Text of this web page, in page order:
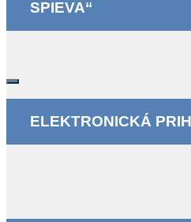
SPIEVA“
ELEKTRONICKÁ